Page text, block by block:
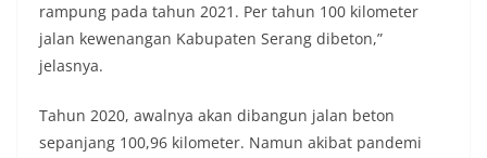
rampung pada tahun 2021. Per tahun 100 kilometer
jalan kewenangan Kabupaten Serang dibeton,”
jelasnya.
Tahun 2020, awalnya akan dibangun jalan beton
sepanjang 100,96 kilometer. Namun akibat pandemi